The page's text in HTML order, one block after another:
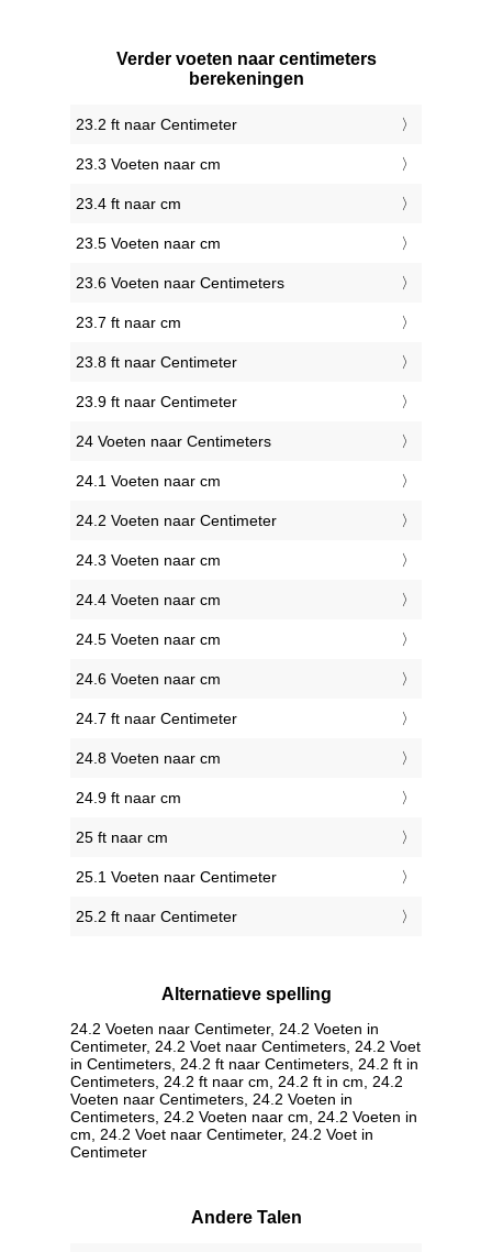
Verder voeten naar centimeters
berekeningen
23.2 ft naar Centimeter
23.3 Voeten naar cm
23.4 ft naar cm
23.5 Voeten naar cm
23.6 Voeten naar Centimeters
23.7 ft naar cm
23.8 ft naar Centimeter
23.9 ft naar Centimeter
24 Voeten naar Centimeters
24.1 Voeten naar cm
24.2 Voeten naar Centimeter
24.3 Voeten naar cm
24.4 Voeten naar cm
24.5 Voeten naar cm
24.6 Voeten naar cm
24.7 ft naar Centimeter
24.8 Voeten naar cm
24.9 ft naar cm
25 ft naar cm
25.1 Voeten naar Centimeter
25.2 ft naar Centimeter
Alternatieve spelling
24.2 Voeten naar Centimeter, 24.2 Voeten in
Centimeter, 24.2 Voet naar Centimeters, 24.2 Voet
in Centimeters, 24.2 ft naar Centimeters, 24.2 ft in
Centimeters, 24.2 ft naar cm, 24.2 ft in cm, 24.2
Voeten naar Centimeters, 24.2 Voeten in
Centimeters, 24.2 Voeten naar cm, 24.2 Voeten in
cm, 24.2 Voet naar Centimeter, 24.2 Voet in
Centimeter
Andere Talen